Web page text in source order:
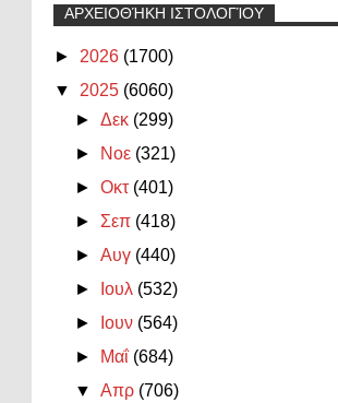
ΑΡΧΕΙΟΘΉΚΗ ΙΣΤΟΛΟΓΊΟΥ
► 2026 (1700)
▼ 2025 (6060)
►Δεκ (299)
►
Νοε (321)
►Οκτ (401)
► Σεπ (418)
►Αυγ (440)
►
Ιουλ (532)
►
Ιουν (564)
►
Μαΐ (684)
▼Απρ (706)